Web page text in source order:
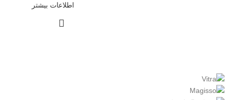
اطلاعات بیشتر